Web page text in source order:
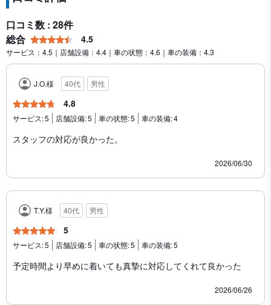
口コミ数 : 28件
総合
4.5
サービス：4.5｜店舗設備：4.4｜車の状態：4.6｜車の装備：4.3
J.O.様 40代 男性
4.8
サービス:5 店舗設備:5 車の状態:5 車の装備:4
スタッフの対応が良かった。
2026/06/30
T.Y.様 40代 男性
5
サービス:5 店舗設備:5 車の状態:5 車の装備:5
予定時間より早めに着いても真摯に対応してくれて良かった
2026/06/26